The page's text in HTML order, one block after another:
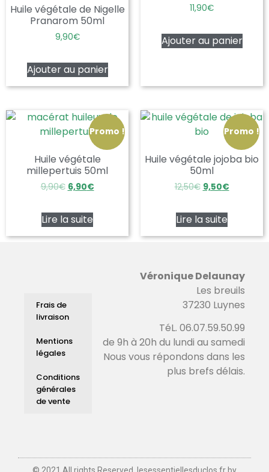
Huile végétale de Nigelle
Pranarom 50ml
9,90€
Ajouter au panier
11,90€
Ajouter au panier
Promo !
Huile végétale
millepertuis 50ml
9,90€ 6,90€
Lire la suite
Promo !
Huile végétale jojoba bio
50ml
12,50€ 9,50€
Lire la suite
Frais de
livraison
Mentions
légales
Conditions
générales
de vente
Véronique Delaunay
Les breuils
37230 Luynes
TéL. 06.07.59.50.99
de 9h à 20h du lundi au samedi
Nous vous répondons dans les
plus brefs délais.